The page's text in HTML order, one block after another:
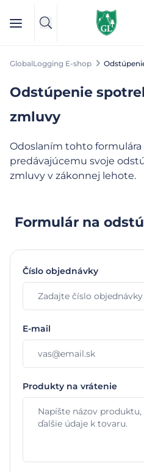
GlobalLogging E-shop
Odstúpenie
zmluvy
Odoslaním tohto
predávajúcemu svoje
zmluvy v zákonnej lehote.
Formulár na
Číslo objednávky
E-mail
Produkty na vrátenie